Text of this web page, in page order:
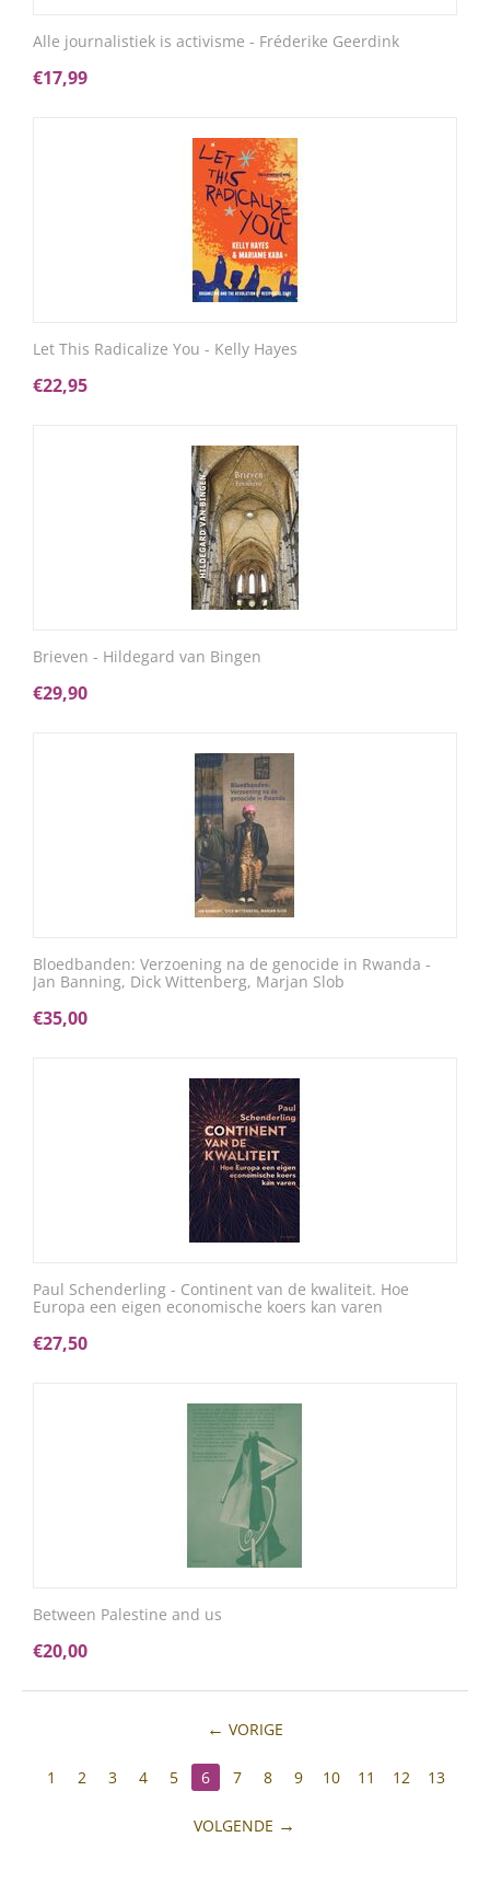
Alle journalistiek is activisme - Fréderike Geerdink
€17,99
Let This Radicalize You - Kelly Hayes
€22,95
Brieven - Hildegard van Bingen
€29,90
Bloedbanden: Verzoening na de genocide in Rwanda -
Jan Banning, Dick Wittenberg, Marjan Slob
€35,00
Paul Schenderling - Continent van de kwaliteit. Hoe
Europa een eigen economische koers kan varen
€27,50
Between Palestine and us
€20,00
VORIGE
1 2 3 4 5 6 7 8 9 10 11 12 13
VOLGENDE